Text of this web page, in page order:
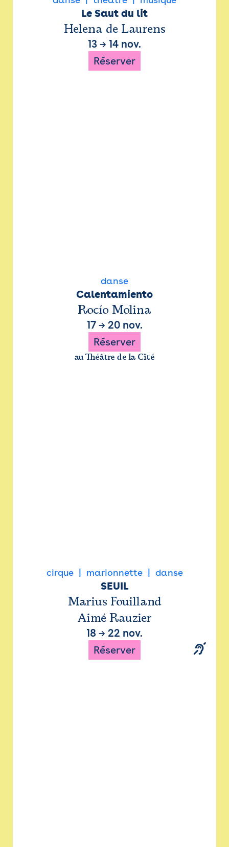
Le Saut du lit
Helena de Laurens
13 → 14 nov.
Réserver
danse
Calentamiento
Rocío Molina
17→ 20 nov.
Réserver
au Théâtre de la Cité
cirque marionnette danse
SEUIL
Marius Fouilland
Aimé Rauzier
18 → 22 nov.
Réserver